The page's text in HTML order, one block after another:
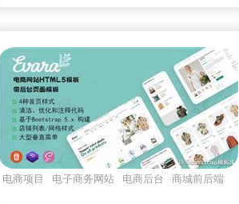
电商项目 电子商务网站 电商后台
商城前后端